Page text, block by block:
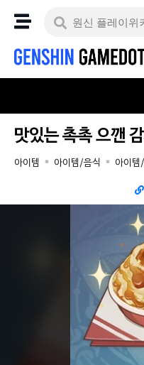
맛있는 촉촉 으깬
아이템 아이템/음식 아이템